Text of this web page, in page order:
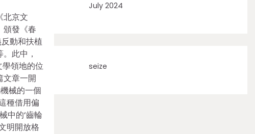
北京文
頒發《春
動和扶植
此中，
學領地的位
文章一開
械的一個
種借用偏
中的‘齒輪
明開放格
July 2024
seize